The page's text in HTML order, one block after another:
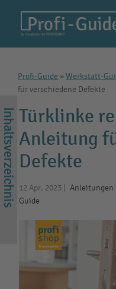
Profi-Guide »Werkstatt-
für verschiedene Defekte
Türklinke
Anleitung
Defekte
12 Apr. 2023 Anleitungen
Guide